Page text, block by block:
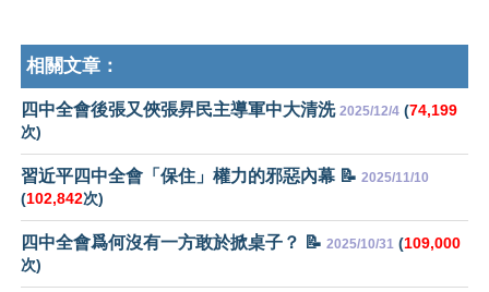
相關文章：
四中全會後張又俠張昇民主導軍中大清洗 2025/12/4 (74,199
次)
習近平四中全會「保住」權力的邪惡內幕 📝 2025/11/10
(102,842次)
四中全會爲何沒有一方敢於掀桌子？ 📝 2025/10/31 (109,000
次)